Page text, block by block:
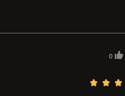
0